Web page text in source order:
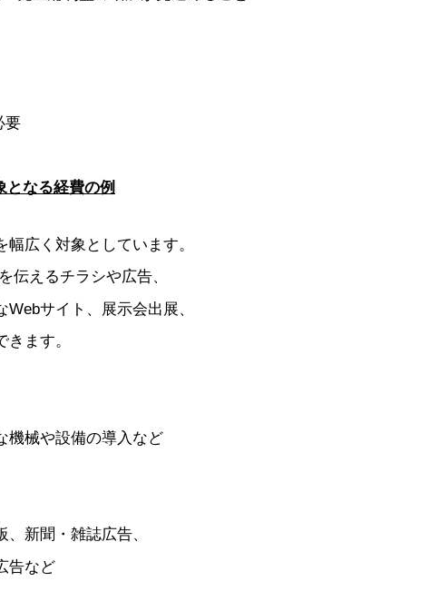
要
なる経費の例
広く対象としています。
伝えるチラシや広告、
サイト、展示会出展、
ます。
機械や設備の導入など
新聞・雑誌広告、
告など